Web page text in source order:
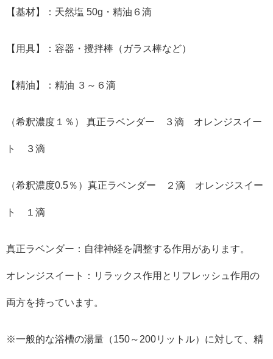
【基材】：天然塩 50g・精油６滴
【用具】：容器・攪拌棒（ガラス棒など）
【精油】：精油 ３～６滴
（希釈濃度１％） 真正ラベンダー ３滴 オレンジスイー
ト ３滴
（希釈濃度0.5％）真正ラベンダー ２滴 オレンジスイー
ト １滴
真正ラベンダー：自律神経を調整する作用があります。
オレンジスイート：リラックス作用とリフレッシュ作用の
両方を持っています。
※一般的な浴槽の湯量（150～200リットル）に対して、精